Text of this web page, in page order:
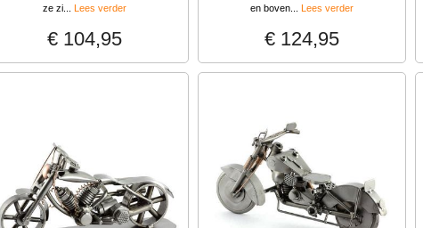
ze zi... Lees verder
€ 104,95
en boven... Lees verder
€ 124,95